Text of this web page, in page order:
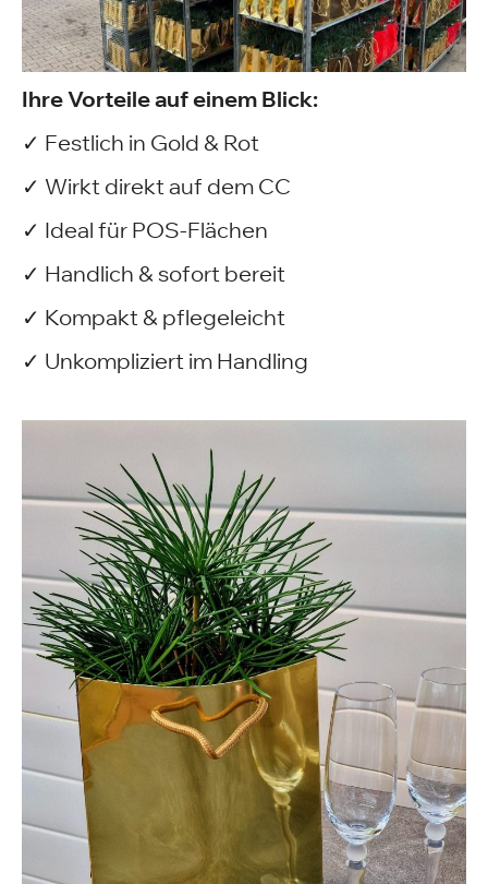
Ihre Vorteile auf einem Blick:
✓ Festlich in Gold & Rot
✓ Wirkt direkt auf dem CC
✓ Ideal für POS-Flächen
✓ Handlich & sofort bereit
✓ Kompakt & pflegeleicht
✓ Unkompliziert im Handling